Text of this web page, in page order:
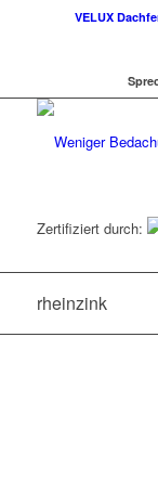
VELUX
Zertifiziert durch:
rheinzink